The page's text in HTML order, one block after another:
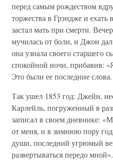
перед самым рождеством
торжества в Грэндже и ехать
застал мать при смерти.
мучилась от боли, и Джон
она узнала своего старшего
спокойной ночи, прибавив:
Это были ее последние
Так ушел 1853 год: Джейн,
Карлейль, погруженный в
записал в своем дневнике:
от меня, и в зимнюю пору
души, последний угрюмый
развертываться передо мной».